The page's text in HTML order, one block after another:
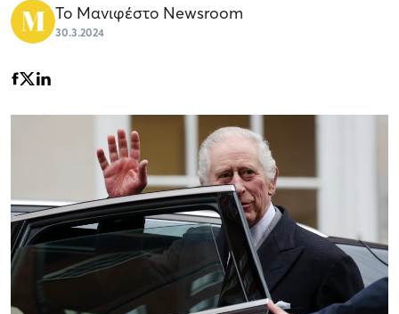
Το Μανιφέστο Newsroom
30.3.2024